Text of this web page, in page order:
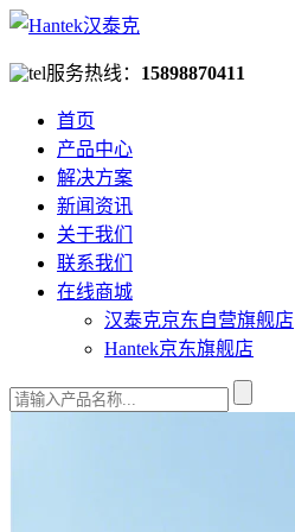
服务热线： 15898870411
首页
产品中心
解决方案
新闻资讯
关于我们
联系我们
在线商城
汉泰克京东自营旗舰店
Hantek京东旗舰店